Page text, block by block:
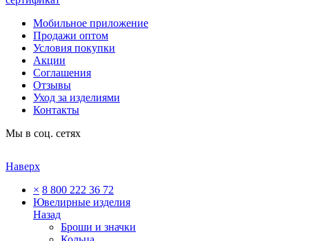
Мобильное приложение
Продажи оптом
Условия покупки
Акции
Соглашения
Отзывы
Уход за изделиями
Контакты
Мы в соц. сетях
Наверх
× 8 800 222 36 72
Ювелирные изделия
Назад
Броши и значки